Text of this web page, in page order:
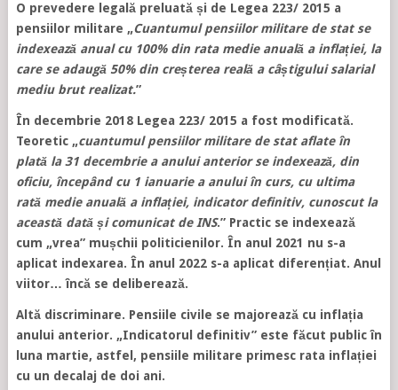
O prevedere legală preluată și de Legea 223/ 2015 a
pensiilor militare „Cuantumul pensiilor militare de stat se
indexează anual cu 100% din rata medie anuală a inflației, la
care se adaugă 50% din creșterea reală a câștigului salarial
mediu brut realizat.”
În decembrie 2018 Legea 223/ 2015 a fost modificată.
Teoretic „cuantumul pensiilor militare de stat aflate în
plată la 31 decembrie a anului anterior se indexează, din
oficiu, începând cu 1 ianuarie a anului în curs, cu ultima
rată medie anuală a inflației, indicator definitiv, cunoscut la
această dată și comunicat de INS.” Practic se indexează
cum „vrea” mușchii politicienilor. În anul 2021 nu s-a
aplicat indexarea. În anul 2022 s-a aplicat diferențiat. Anul
viitor… încă se deliberează.
Altă discriminare. Pensiile civile se majorează cu inflația
anului anterior. „Indicatorul definitiv” este făcut public în
luna martie, astfel, pensiile militare primesc rata inflației
cu un decalaj de doi ani.